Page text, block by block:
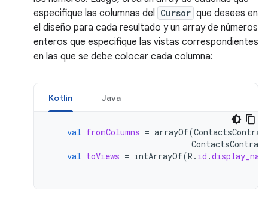
especifique las columnas del Cursor que desees en
el diseño para cada resultado y un array de números
enteros que especifique las vistas correspondientes
en las que se debe colocar cada columna:
Kotlin Java
val fromColumns = arrayOf(
ContactsContract
val toViews = intArrayOf(R . id .